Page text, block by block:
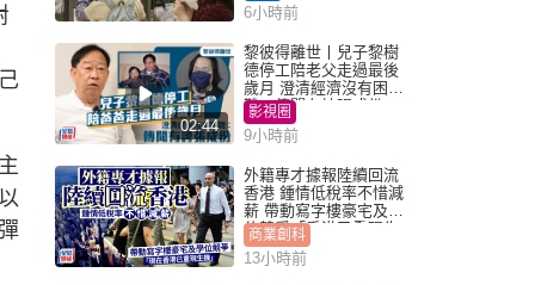
6小時前
02:44
黎彼得離世丨兒子黎樹
德停工陪老父走過最後
歲月 澄清經濟沒有困
難：傳聞有誇張成份
影視圈
9小時前
外籍專才據報陸續回流
香港 鍾情低稅率不惜減
薪 帶動寫字樓豪宅及學
位競爭「香港已重現生
機」
商業創科
13小時前